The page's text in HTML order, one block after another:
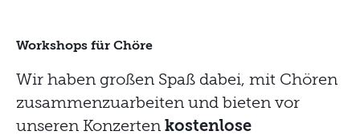
Workshops für Chöre
Wir haben großen Spaß dabei, mit Chören
zusammenzuarbeiten und bieten vor
unseren Konzerten kostenlose